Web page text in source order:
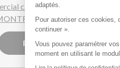
carrefour
Prenez un rendez-vous
adaptés.
Pour autoriser ces cookies,
continuer ».
Vous pouvez paramétrer
moment en utilisant le